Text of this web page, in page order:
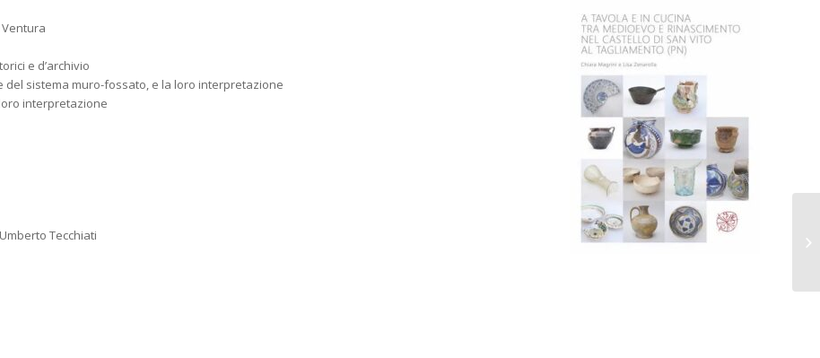
e d’archivio
del sistema muro-fossato, e la loro interpretazione
interpretazione
Umberto Tecchiati